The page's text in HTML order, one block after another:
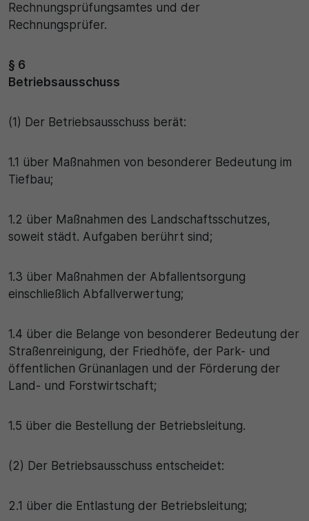
Rechnungsprüfungsamtes und der
Rechnungsprüfer.
§ 6
Betriebsausschuss
(1) Der Betriebsausschuss berät:
1.1 über Maßnahmen von besonderer Bedeutung im
Tiefbau;
1.2 über Maßnahmen des Landschaftsschutzes,
soweit städt. Aufgaben berührt sind;
1.3 über Maßnahmen der Abfallentsorgung
einschließlich Abfallverwertung;
1.4 über die Belange von besonderer Bedeutung der
Straßenreinigung, der Friedhöfe, der Park- und
öffentlichen Grünanlagen und der Förderung der
Land- und Forstwirtschaft;
1.5 über die Bestellung der Betriebsleitung.
(2) Der Betriebsausschuss entscheidet:
2.1 über die Entlastung der Betriebsleitung;